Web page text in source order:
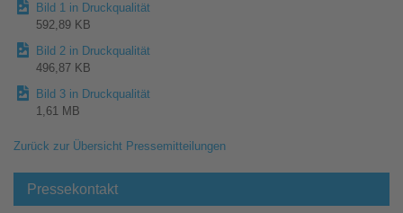
Bild 1 in Druckqualität
592,89 KB
Bild 2 in Druckqualität
496,87 KB
Bild 3 in Druckqualität
1,61 MB
Zurück zur Übersicht Pressemitteilungen
Pressekontakt